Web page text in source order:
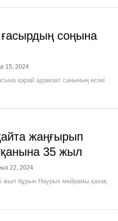
соңына
15, 2024
қарай адамзат санының өсімі
жаңғырып
35 жыл
22, 2024
жыл бұрын Наурыз мейрамы қазақ